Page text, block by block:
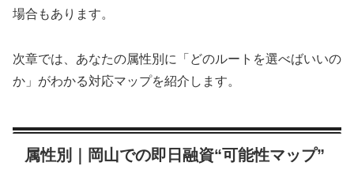
場合もあります。
次章では、あなたの属性別に「どのルートを選べばいいの
か」がわかる対応マップを紹介します。
属性別｜岡山での即日融資“可能性マップ”